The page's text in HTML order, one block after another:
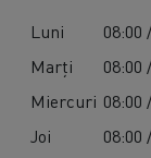
Luni
08:00
Marți
08:00
Miercuri 08:00
Joi
08:00